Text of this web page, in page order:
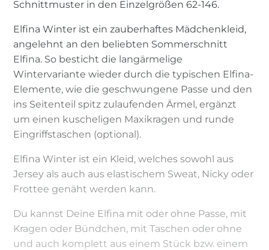
Schnittmuster in den Einzelgrößen 62-146.
Elfina Winter ist ein zauberhaftes Mädchenkleid,
angelehnt an den beliebten Sommerschnitt
Elfina. So besticht die langärmelige
Wintervariante wieder durch die typischen Elfina-
Elemente, wie die geschwungene Passe und den
ins Seitenteil spitz zulaufenden Ärmel, ergänzt
um einen kuscheligen Maxikragen und runde
Eingriffstaschen (optional).
Elfina Winter ist ein Kleid, welches sowohl aus
Jersey als auch aus elastischem Sweat, Nicky oder
Frottee genäht werden kann.
Du kannst Deine Elfina mit oder ohne Passe, mit
Kragen oder Bündchen, mit Taschen oder ohne
und auch komplett aus einem Stück bzw. einem